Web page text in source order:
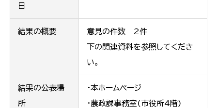
日
結果の概要
意見の件数 2件
下の関連資料を参照してくださ
い。
結果の公表場
所
・本ホームページ
・農政課事務室(市役所4階)